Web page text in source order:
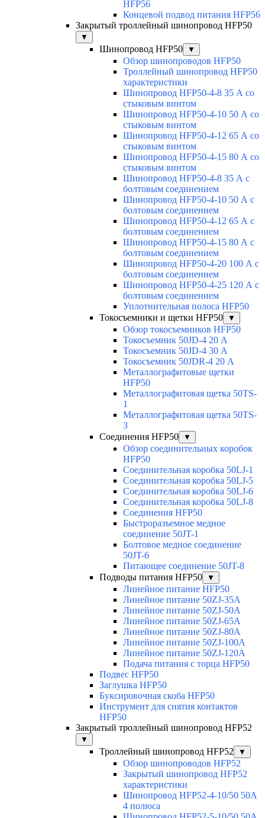
HFP56
Концевой подвод питания HFP56
Закрытый троллейный шинопровод HFP50
▼
Шинопровод HFP50 ▼
Обзор шинопроводов HFP50
Троллейный шинопровод HFP50
характеристики
Шинопровод HFP50-4-8 35 А со
стыковым винтом
Шинопровод HFP50-4-10 50 А со
стыковым винтом
Шинопровод HFP50-4-12 65 А со
стыковым винтом
Шинопровод HFP50-4-15 80 А со
стыковым винтом
Шинопровод HFP50-4-8 35 А с
болтовым соединением
Шинопровод HFP50-4-10 50 А с
болтовым соединением
Шинопровод HFP50-4-12 65 А с
болтовым соединением
Шинопровод HFP50-4-15 80 А с
болтовым соединением
Шинопровод HFP50-4-20 100 А с
болтовым соединением
Шинопровод HFP50-4-25 120 А с
болтовым соединением
Уплотнительная полоса HFP50
Токосъемники и щетки HFP50
▼
Обзор токосъемников HFP50
Токосъемник 50JD-4 20 А
Токосъемник 50JD-4 30 А
Токосъемник 50JDR-4 20 А
Металлографитовые щетки
HFP50
Металлографитовая щетка 50TS-
1
Металлографитовая щетка 50TS-
3
Соединения HFP50
▼
Обзор соединительных коробок
HFP50
Соединительная коробка 50LJ-1
Соединительная коробка 50LJ-5
Соединительная коробка 50LJ-6
Соединительная коробка 50LJ-8
Соединения HFP50
Быстроразъемное медное
соединение 50JT-1
Болтовое медное соединение
50JT-6
Питающее соединение 50JT-8
Подводы питания HFP50
▼
Линейное питание HFP50
Линейное питание 50ZJ-35A
Линейное питание 50ZJ-50A
Линейное питание 50ZJ-65A
Линейное питание 50ZJ-80A
Линейное питание 50ZJ-100A
Линейное питание 50ZJ-120A
Подача питания с торца HFP50
Подвес HFP50
Заглушка HFP50
Буксировочная скоба HFP50
Инструмент для снятия контактов
HFP50
Закрытый троллейный шинопровод HFP52
▼
Троллейный шинопровод HFP52 ▼
Обзор шинопроводов HFP52
Закрытый шинопровод HFP52
характеристики
Шинопровод HFP52-4-10/50 50A
4 полюса